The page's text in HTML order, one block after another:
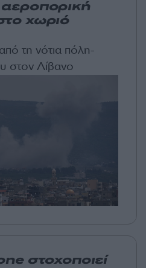
αεροπορική
χωριό
τη νότια πόλη-
στον Λίβανο
στοχοποιεί